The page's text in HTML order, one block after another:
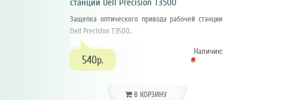
станции Dell Precision T3500
Защелка оптического привода рабочей станции
Dell Precision T3500..
540р.
Наличие:
В КОРЗИНУ